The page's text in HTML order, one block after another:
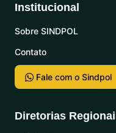
Institucional
Sobre SINDPOL
Contato
Fale com o Sindpol
Diretorias